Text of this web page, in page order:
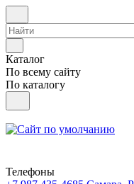
Каталог
По всему сайту
По каталогу
Телефоны